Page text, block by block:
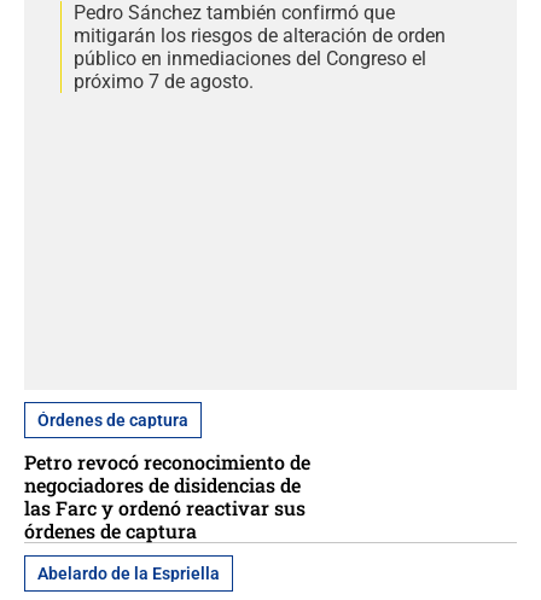
Pedro Sánchez también confirmó que
mitigarán los riesgos de alteración de orden
público en inmediaciones del Congreso el
próximo 7 de agosto.
Órdenes de captura
Petro revocó reconocimiento de
negociadores de disidencias de
las Farc y ordenó reactivar sus
órdenes de captura
Abelardo de la Espriella